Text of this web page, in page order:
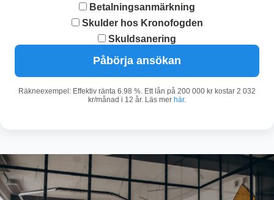
Betalningsanmärkning
Skulder hos Kronofogden
Skuldsanering
Påbörja ansökan
Räkneexempel: Effektiv ränta 6.98 %. Ett lån på 200 000 kr kostar 2 032
kr/månad i 12 år. Läs mer här.